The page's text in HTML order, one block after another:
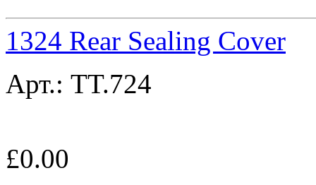
1324 Rear Sealing Cover
Арт.: TT.724
£0.00